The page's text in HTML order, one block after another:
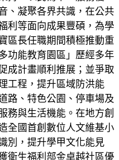
、凝聚各界共識，在公共
利等面向成果豐碩，為學
區長任職期間積極推動重
功能教育園區」歷經多年
成計畫順利推展；並爭取
工程，提升區域防洪能
路、特色公園、停車場及
務與生活機能。在地方創
全國首創數位人文維基小
別，提升學甲文化能見
衛生福利部金卓越社區優